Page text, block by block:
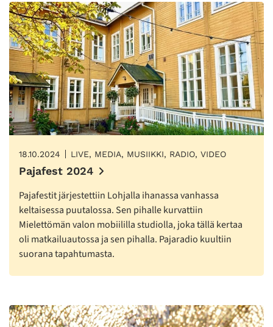
18.10.2024 LIVE, MEDIA, MUSIIKKI, RADIO, VIDEO
Pajafest 2024
Pajafestit järjestettiin Lohjalla ihanassa vanhassa
keltaisessa puutalossa. Sen pihalle kurvattiin
Mielettömän valon mobiililla studiolla, joka tällä kertaa
oli matkailuautossa ja sen pihalla. Pajaradio kuultiin
suorana tapahtumasta.